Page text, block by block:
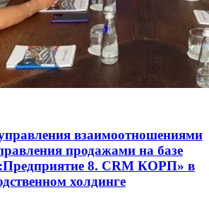
взаимоотношениями
продажами на базе
8. CRM КОРП» в
холдинге